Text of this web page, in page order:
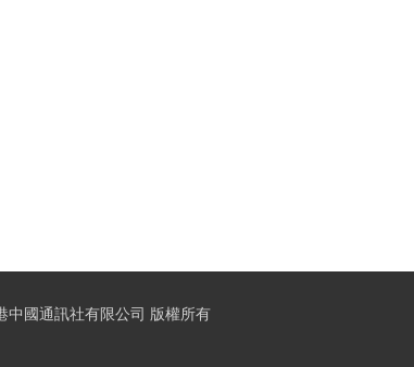
國通訊社有限公司 版權所有